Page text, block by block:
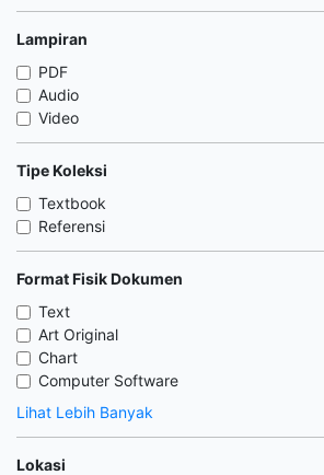
Lampiran
PDF
Audio
Video
Tipe Koleksi
Textbook
Referensi
Format Fisik Dokumen
Text
Art Original
Chart
Computer Software
Lihat Lebih Banyak
Lokasi